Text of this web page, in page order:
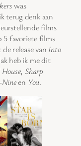
was
terug denk aan
films
5 favoriete films
release van Into
heb ik me dit
, Sharp
en You.